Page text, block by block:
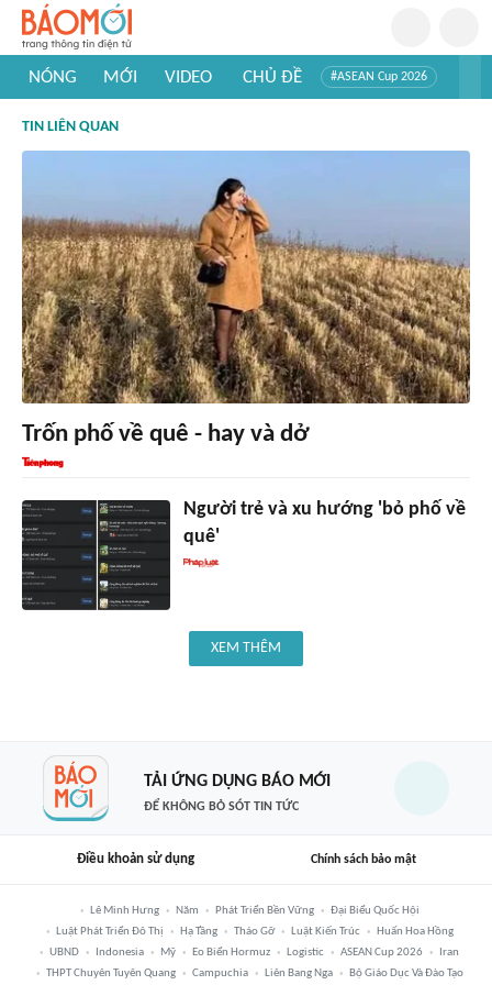
NÓNG MỚI VIDEO CHỦ ĐỀ #ASEAN Cup 2026
#Khám phá thế giới
TIN LIÊN QUAN
Trốn phố về quê - hay và dở
Người trẻ và xu hướng 'bỏ phố về
quê'
XEM THÊM
TẢI ỨNG DỤNG BÁO MỚI
ĐỂ KHÔNG BỎ SÓT TIN TỨC
Điều khoản sử dụng Chính sách bảo mật
Lê Minh Hưng Năm Phát Triển Bền Vững
Đại Biểu Quốc Hội
Luật Phát Triển Đô Thị
Hạ Tầng Tháo Gỡ Luật Kiến Trúc
Huấn Hoa Hồng
UBND
Indonesia Mỹ Eo Biển Hormuz Logistic ASEAN Cup 2026
Iran
THPT Chuyên Tuyên Quang
Campuchia Liên Bang Nga Bộ Giáo Dục Và Đào Tạo